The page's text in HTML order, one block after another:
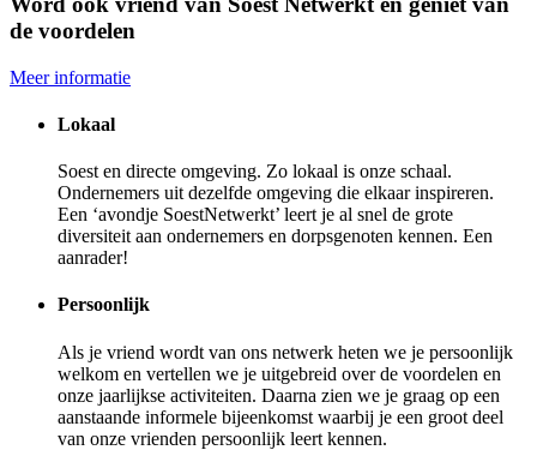
de voordelen
Meer informatie
Lokaal
Soest en directe omgeving. Zo lokaal is onze schaal.
Ondernemers uit dezelfde omgeving die elkaar inspireren.
Een ‘avondje SoestNetwerkt’ leert je al snel de grote
diversiteit aan ondernemers en dorpsgenoten kennen. Een
aanrader!
Persoonlijk
Als je vriend wordt van ons netwerk heten we je persoonlijk
welkom en vertellen we je uitgebreid over de voordelen en
onze jaarlijkse activiteiten. Daarna zien we je graag op een
aanstaande informele bijeenkomst waarbij je een groot deel
van onze vrienden persoonlijk leert kennen.